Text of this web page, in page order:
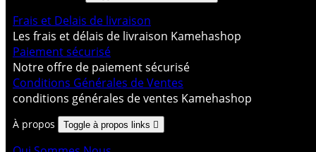
Frais et Delais de livraison
Les frais et délais de livraison Kamehashop
Paiement sécurisé
Notre offre de paiement sécurisé
Conditions Générales de Ventes
conditions générales de ventes Kamehashop
À propos Toggle à propos links 